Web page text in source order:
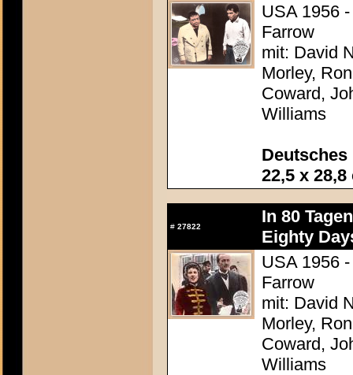
USA 1956
Farrow
mit: David
Morley,
Coward,
Williams
22,5 x 28,8
# 27822
In 80
Eighty
USA 1956
Farrow
mit: David
Morley,
Coward,
Williams